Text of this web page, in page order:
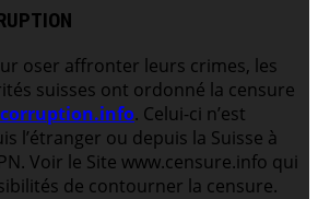
oser affronter leurs crimes, les
suisses ont ordonné la censure
. Celui-ci n’est
l’étranger ou depuis la Suisse à
Voir le Site www.censure.info qui
de contourner la censure.